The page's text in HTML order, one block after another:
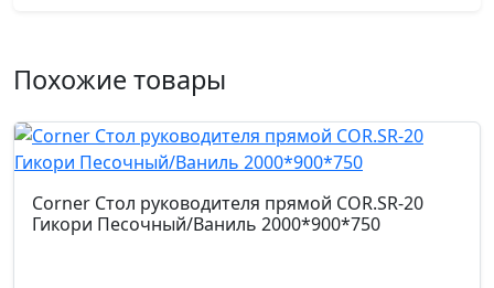
COR.SR-
16
Гикори
Песочный/
Ваниль
1600*900*750
Похожие товары
Corner Стол руководителя прямой COR.SR-20
Гикори Песочный/Ваниль 2000*900*750